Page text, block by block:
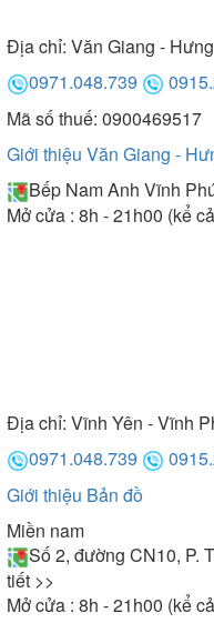
Địa chỉ: Văn Giang -
0971.048.739
Mã số thuế: 0900469517
Giới thiệu Văn Giang -
Bếp Nam Anh Vĩnh
Mở cửa : 8h - 21h00 (kể
Địa chỉ: Vĩnh Yên - Vĩnh
0971.048.739
Giới thiệu Bản đồ
Miền nam
Số 2, đường CN10, P.
tiết >>
Mở cửa : 8h - 21h00 (kể